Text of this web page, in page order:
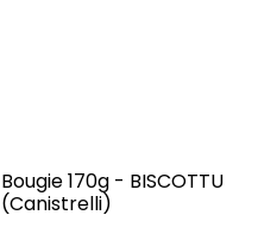
Bougie 170g - BISCOTTU
(Canistrelli)